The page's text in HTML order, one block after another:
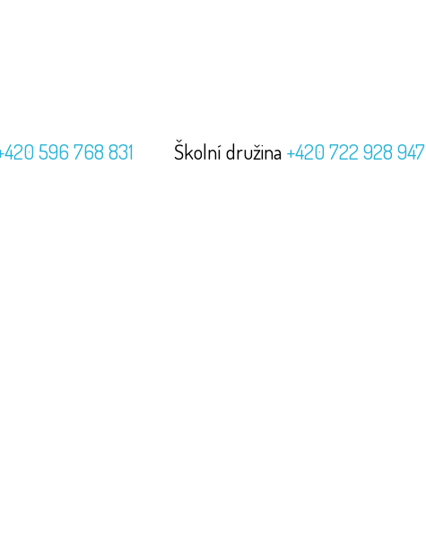
596 768 831 Školní družina +420 722 928 947